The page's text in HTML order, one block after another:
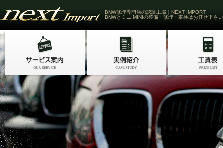
BMW修理専門店の認証工場｜NEXT IMPORT
BMWとミニ MINIの整備・修理・車検はお任せ下さい